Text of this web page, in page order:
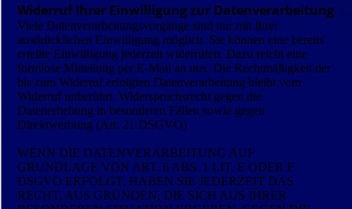
Widerruf Ihrer Einwilligung zur Datenverarbeitung
Viele Datenverarbeitungsvorgänge sind nur mit Ihrer
ausdrücklichen Einwilligung möglich. Sie können eine bereits
erteilte Einwilligung jederzeit widerrufen. Dazu reicht eine
formlose Mitteilung per E-Mail an uns. Die Rechtmäßigkeit der
bis zum Widerruf erfolgten Datenverarbeitung bleibt vom
Widerruf unberührt. Widerspruchsrecht gegen die
Datenerhebung in besonderen Fällen sowie gegen
Direktwerbung (Art. 21 DSGVO)
WENN DIE DATENVERARBEITUNG AUF
GRUNDLAGE VON ART. 6 ABS. 1 LIT. E ODER F
DSGVO ERFOLGT, HABEN SIE JEDERZEIT DAS
RECHT, AUS GRÜNDEN, DIE SICH AUS IHRER